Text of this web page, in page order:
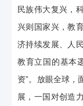
民族伟大复兴，
兴则国家兴，教
济持续发展、人
教育立国的基本
资”。放眼全球，
展，一国对创造